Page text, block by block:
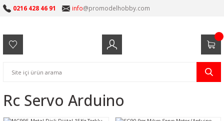
0216 428 46 91 info@promodelhobby.com
Rc Servo Arduino